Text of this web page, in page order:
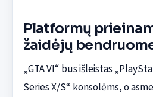
Platformų
žaidėjų
„GTA VI“ bus išleistas
Series X/S“ konsolėms, o